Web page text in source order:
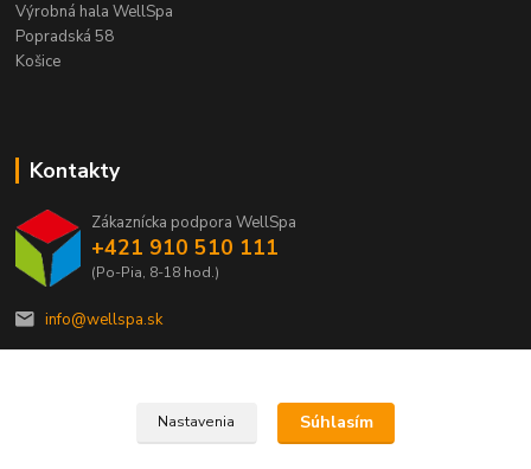
Výrobná hala WellSpa
Popradská 58
Košice
Kontakty
Zákaznícka podpora WellSpa
+421 910 510 111
(Po-Pia, 8-18 hod.)
info@wellspa.sk
Nastavenia Súhlasím